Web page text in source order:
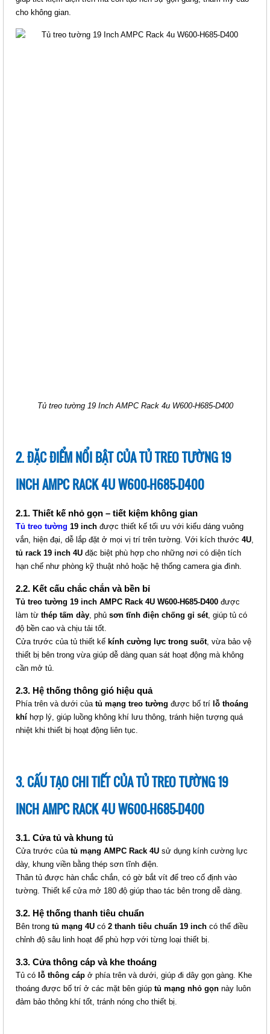
AMPCRACK 9U W600-H1075-D600
Giá: Liên hệ
Mã sản phẩm:
TỦ TREO TƯỜNG 19 INCH
AMPCRACK 9U W600-H1075-D450
Giá: Liên hệ
Mã sản phẩm:
TỦ TREO TƯỜNG 19 INCH
AMPCRACK 6U W600-H1075-D400
Giá: Liên hệ
Mã sản phẩm:
cho không gian.
Tủ treo tường 19 Inch AMPC Rack 4u W600-H685-D400
2. ĐẶC ĐIỂM NỔI BẬT CỦA TỦ TREO TƯỜNG 19
INCH AMPC RACK 4U W600-H685-D400
2.1. Thiết kế nhỏ gọn – tiết kiệm không gian
Tủ treo tường 19 inch được thiết kế tối ưu với kiểu dáng vuông
vắn, hiện đại, dễ lắp đặt ở mọi vị trí trên tường. Với kích thước 4U,
tủ rack 19 inch 4U đặc biệt phù hợp cho những nơi có diện tích
hạn chế như phòng kỹ thuật nhỏ hoặc hệ thống camera gia đình.
2.2. Kết cấu chắc chắn và bền bỉ
Tủ treo tường 19 inch AMPC Rack 4U W600-H685-D400 được
làm từ thép tấm dày, phủ sơn tĩnh điện chống gỉ sét, giúp tủ có
độ bền cao và chịu tải tốt.
Cửa trước của tủ thiết kế kính cường lực trong suốt, vừa bảo vệ
thiết bị bên trong vừa giúp dễ dàng quan sát hoạt động mà không
cần mở tủ.
2.3. Hệ thống thông gió hiệu quả
Phía trên và dưới của tủ mạng treo tường được bố trí lỗ thoáng
khí hợp lý, giúp luồng không khí lưu thông, tránh hiện tượng quá
nhiệt khi thiết bị hoạt động liên tục.
3. CẤU TẠO CHI TIẾT CỦA TỦ TREO TƯỜNG 19
INCH AMPC RACK 4U W600-H685-D400
3.1. Cửa tủ và khung tủ
Cửa trước của tủ mạng AMPC Rack 4U sử dụng kính cường lực
dày, khung viền bằng thép sơn tĩnh điện.
Thân tủ được hàn chắc chắn, có gờ bắt vít để treo cố định vào
tường. Thiết kế cửa mở 180 độ giúp thao tác bên trong dễ dàng.
3.2. Hệ thống thanh tiêu chuẩn
Bên trong tủ mạng 4U có 2 thanh tiêu chuẩn 19 inch có thể điều
chỉnh độ sâu linh hoạt để phù hợp với từng loại thiết bị.
3.3. Cửa thông cáp và khe thoáng
Tủ có lỗ thông cáp ở phía trên và dưới, giúp đi dây gọn gàng. Khe
thoáng được bố trí ở các mặt bên giúp tủ mạng nhỏ gọn này luôn
đảm bảo thông khí tốt, tránh nóng cho thiết bị.